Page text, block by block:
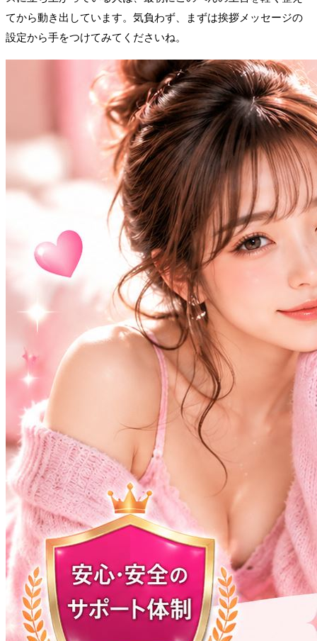
てから動き出しています。気負わず、まずは挨拶メッセージの
設定から手をつけてみてくださいね。